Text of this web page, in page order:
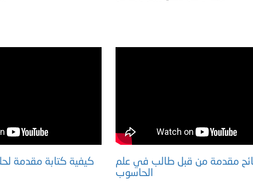
مقدمة من قبل طالب في علم
الحاسوب
كيفية كتابة مقدمة